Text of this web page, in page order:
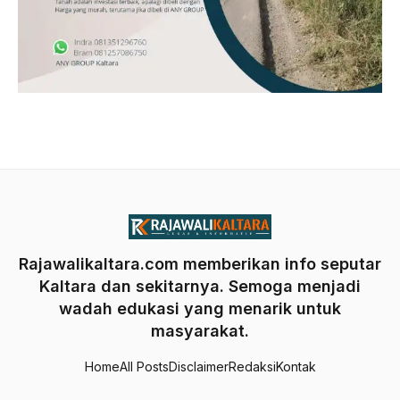
Rajawalikaltara.com memberikan info seputar
Kaltara dan sekitarnya. Semoga menjadi
wadah edukasi yang menarik untuk
masyarakat.
HomeAll PostsDisclaimerRedaksiKontak